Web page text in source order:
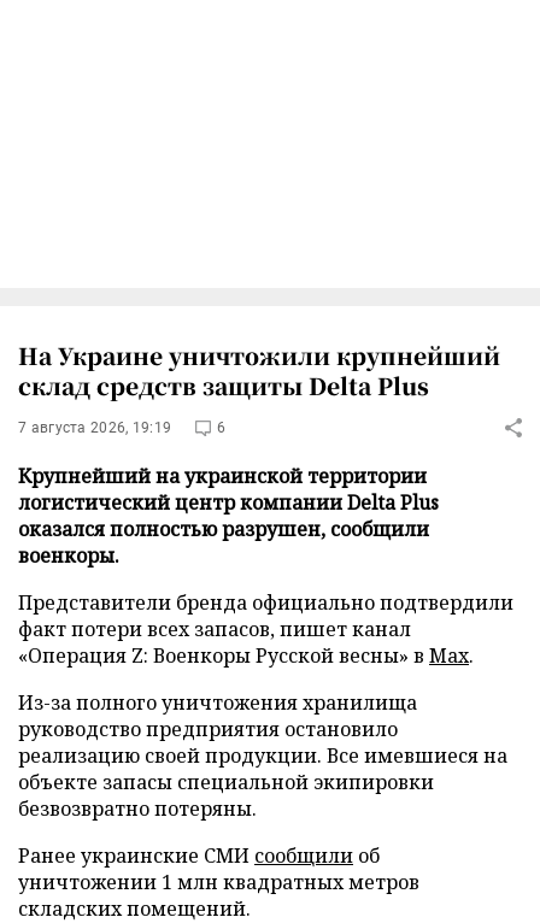
На Украине уничтожили крупнейший
склад средств защиты Delta Plus
7 августа 2026, 19:19 6
Крупнейший на украинской территории
логистический центр компании Delta Plus
оказался полностью разрушен, сообщили
военкоры.
Представители бренда официально подтвердили
факт потери всех запасов, пишет канал
«Операция Z: Военкоры Русской весны» в Max.
Из-за полного уничтожения хранилища
руководство предприятия остановило
реализацию своей продукции. Все имевшиеся на
объекте запасы специальной экипировки
безвозвратно потеряны.
Ранее украинские СМИ сообщили об
уничтожении 1 млн квадратных метров
складских помещений.